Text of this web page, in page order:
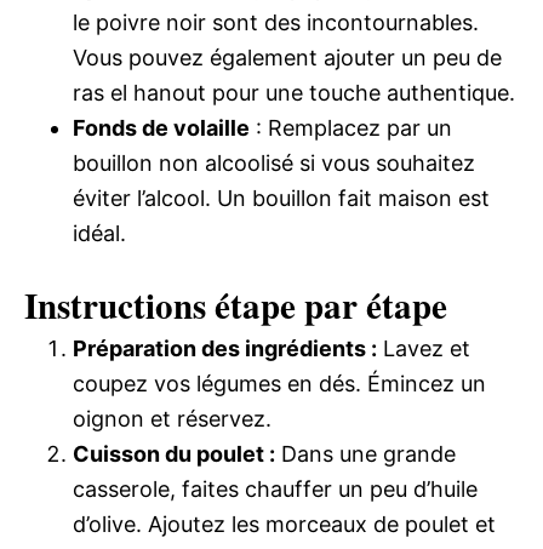
le poivre noir sont des incontournables.
Vous pouvez également ajouter un peu de
ras el hanout pour une touche authentique.
Fonds de volaille : Remplacez par un
bouillon non alcoolisé si vous souhaitez
éviter l’alcool. Un bouillon fait maison est
idéal.
Instructions étape par étape
Préparation des ingrédients : Lavez et
coupez vos légumes en dés. Émincez un
oignon et réservez.
Cuisson du poulet : Dans une grande
casserole, faites chauffer un peu d’huile
d’olive. Ajoutez les morceaux de poulet et